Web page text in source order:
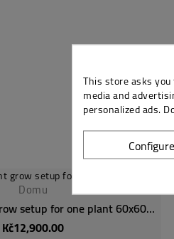
Domu
Energy-efficient grow setup for one plant 60x60x160 cm
Kč12,900.00Price
This store asks
media and
personalized ads.
Configure